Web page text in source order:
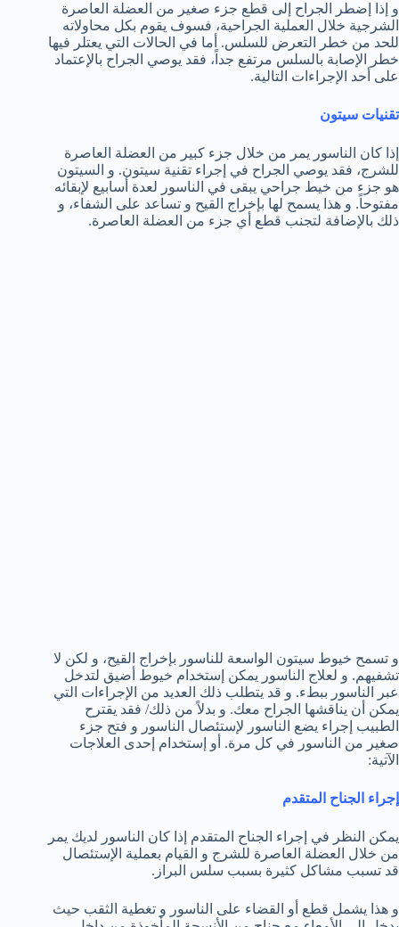
و إذا إضطر الجراح إلى قطع جزء صغير من العضلة العاصرة
الشرجية خلال العملية الجراحية، فسوف يقوم بكل محاولاته
للحد من خطر التعرض للسلس. أما في الحالات التي يعتلر فيها
خطر الإصابة بالسلس مرتفع جداً، فقد يوصي الجراح بالإعتماد
على أحد الإجراءات التالية.
تقنيات سيتون
إذا كان الناسور يمر من خلال جزء كبير من العضلة العاصرة
للشرج، فقد يوصي الجراح في إجراء تقنية سيتون. و السيتون
هو جزء من خيط جراحي يبقى في الناسور لعدة أسابيع لإبقائه
مفتوحاً. و هذا يسمح لها بإخراج القيح و تساعد على الشفاء، و
ذلك بالإضافة لتجنب قطع أي جزء من العضلة العاصرة.
و تسمح خيوط سيتون الواسعة للناسور بإخراج القيح، و لكن لا
تشفيهم. و لعلاج الناسور يمكن إستخدام خيوط أضيق لتدخل
عبر الناسور ببطء. و قد يتطلب ذلك العديد من الإجراءات التي
يمكن أن يناقشها الجراح معك. و بدلاً من ذلك/ فقد يقترح
الطبيب إجراء يضع الناسور لإستئصال الناسور و فتح جزء
صغير من الناسور في كل مرة. أو إستخدام إحدى العلاجات
الآتية:
إجراء الجناح المتقدم
يمكن النظر في إجراء الجناح المتقدم إذا كان الناسور لديك يمر
من خلال العضلة العاصرة للشرج و القيام بعملية الإستئصال
قد تسبب مشاكل كثيرة بسبب سلس البراز.
و هذا يشمل قطع أو القضاء على الناسور و تغطية الثقب حيث